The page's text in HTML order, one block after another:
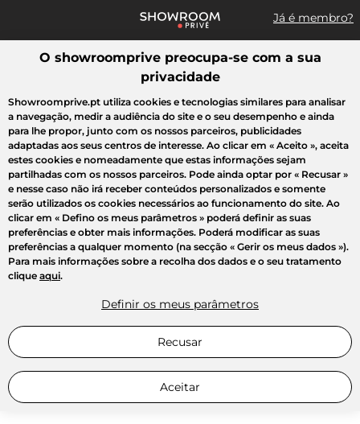
Já é membro?
Pesquisar uma marca, um artigo, uma venda...
Todas as vendas Moda Desporto Casa Criança Beleza
O showroomprive preocupa-se com a sua
privacidade
Showroomprive.pt utiliza cookies e tecnologias similares para analisar
a navegação, medir a audiência do site e o seu desempenho e ainda
para lhe propor, junto com os nossos parceiros, publicidades
adaptadas aos seus centros de interesse. Ao clicar em « Aceito », aceita
estes cookies e nomeadamente que estas informações sejam
partilhadas com os nossos parceiros. Pode ainda optar por « Recusar »
e nesse caso não irá receber conteúdos personalizados e somente
serão utilizados os cookies necessários ao funcionamento do site. Ao
clicar em « Defino os meus parâmetros » poderá definir as suas
preferências e obter mais informações. Poderá modificar as suas
preferências a qualquer momento (na secção « Gerir os meus dados »).
Para mais informações sobre a recolha dos dados e o seu tratamento
clique aqui.
Definir os meus parâmetros
Recusar
Aceitar